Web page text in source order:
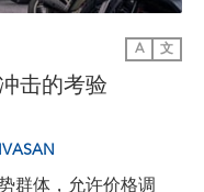
A 文
击的考验
群体，允许价格调